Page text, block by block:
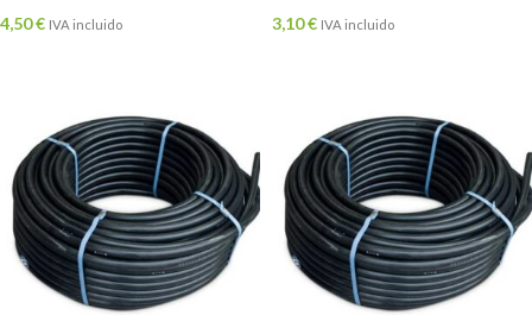
4,50€ IVA incluido 3,10€ IVA incluido